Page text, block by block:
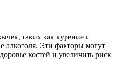
таких как курение и
алкоголя. Эти факторы могут
костей и увеличить риск